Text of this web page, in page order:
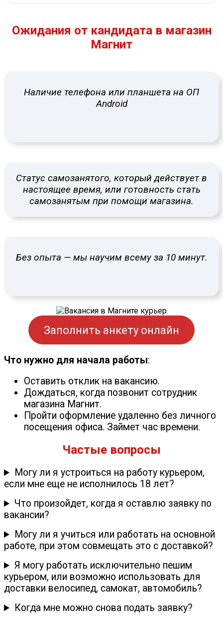
Ожидания от кандидата в магазин
Магнит
Наличие телефона или планшета на ОП
Android
Статус самозанятого, который действует в
настоящее время, или готовность стать
самозанятым при помощи магазина.
Без опыта — мы научим всему за 10 минут.
Заполнить анкету онлайн
Что нужно для начала работы:
Оставить отклик на вакансию.
Дождаться, когда позвонит сотрудник
магазина Магнит.
Пройти оформление удаленно без личного
посещения офиса. Займет час времени.
Частые вопросы
Могу ли я устроиться на работу курьером,
если мне еще не исполнилось 18 лет?
Что произойдет, когда я оставлю заявку по
вакансии?
Могу ли я учиться или работать на основной
работе, при этом совмещать это с доставкой?
Я могу работать исключительно пешим
курьером, или возможно использовать для
доставки велосипед, самокат, автомобиль?
Когда мне можно снова подать заявку?